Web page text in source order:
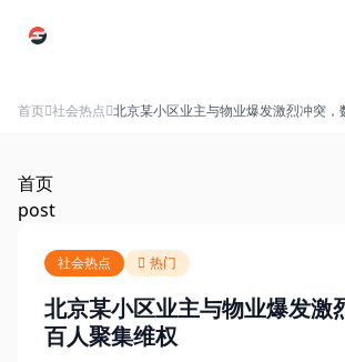
首页 社会热点 北京某小区业主与物业爆发激烈冲突，
首页
post
社会热点 热门
北京某小区业主与物业爆发激
百人聚集维权